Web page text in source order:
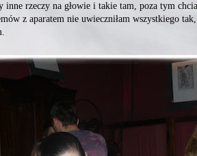
inne rzeczy na głowie i takie tam, poza tym
z aparatem nie uwieczniłam wszystkiego